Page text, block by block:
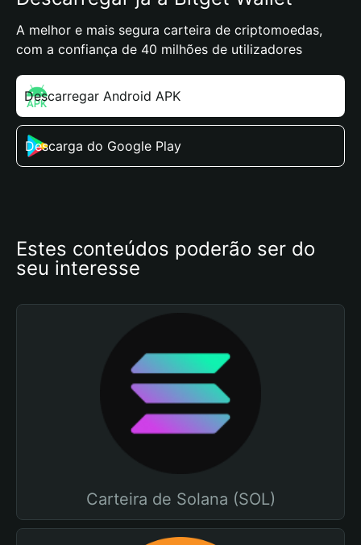
A melhor e mais segura carteira de criptomoedas,
com a confiança de 40 milhões de utilizadores
Descarregar Android APK
Descarga do Google Play
Estes conteúdos poderão ser do
seu interesse
Carteira de Solana (SOL)